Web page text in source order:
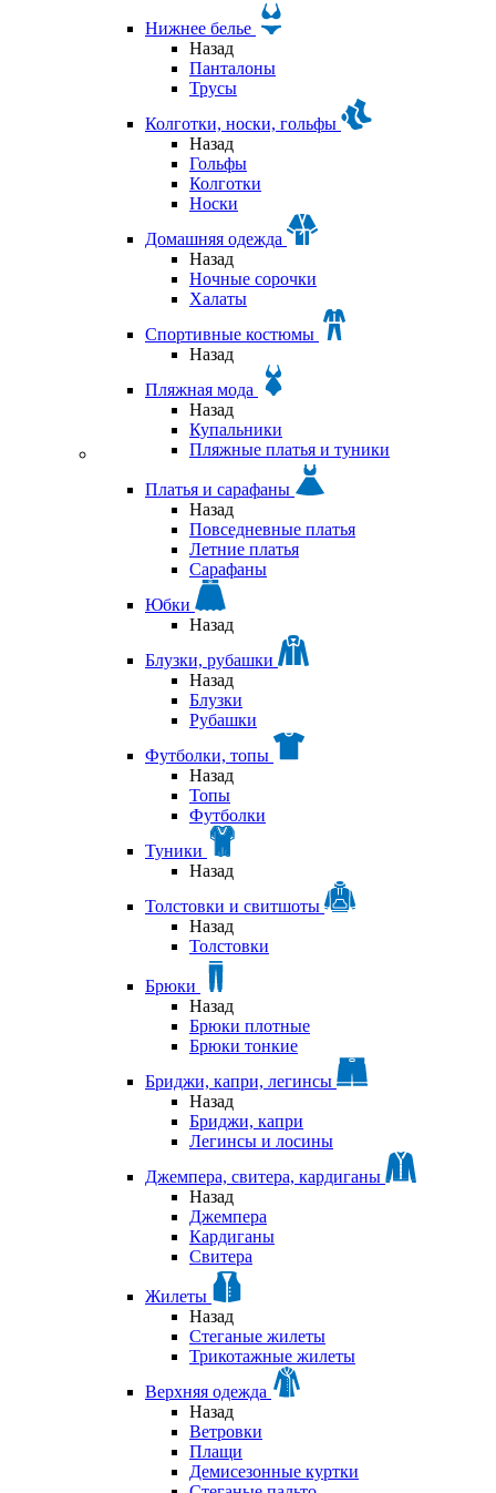
Нижнее белье
Назад
Панталоны
Трусы
Колготки, носки, гольфы
Назад
Гольфы
Колготки
Носки
Домашняя одежда
Назад
Ночные сорочки
Халаты
Спортивные костюмы
Назад
Пляжная мода
Назад
Купальники
Пляжные платья и туники
Платья и сарафаны
Назад
Повседневные платья
Летние платья
Сарафаны
Юбки
Назад
Блузки, рубашки
Назад
Блузки
Рубашки
Футболки, топы
Назад
Топы
Футболки
Туники
Назад
Толстовки и свитшоты
Назад
Толстовки
Брюки
Назад
Брюки плотные
Брюки тонкие
Бриджи, капри, легинсы
Назад
Бриджи, капри
Легинсы и лосины
Джемпера, свитера, кардиганы
Назад
Джемпера
Кардиганы
Свитера
Жилеты
Назад
Стеганые жилеты
Трикотажные жилеты
Верхняя одежда
Назад
Ветровки
Плащи
Демисезонные куртки